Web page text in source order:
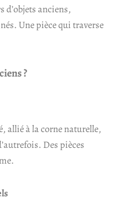
d’objets anciens,
Une pièce qui traverse
?
allié à la corne naturelle,
Des pièces